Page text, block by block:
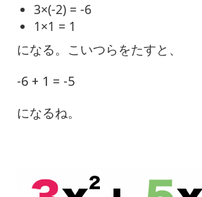
3×(-2) = -6
1×1 = 1
になる。こいつらをたすと、
-6 + 1 = -5
になるね。